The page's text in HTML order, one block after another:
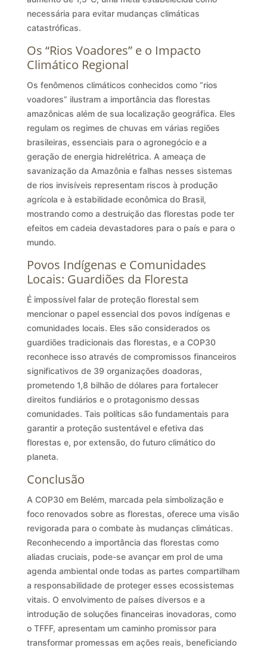
necessária para evitar mudanças climáticas
catastróficas.
Os “Rios Voadores” e o Impacto
Climático Regional
Os fenômenos climáticos conhecidos como “rios
voadores” ilustram a importância das florestas
amazônicas além de sua localização geográfica. Eles
regulam os regimes de chuvas em várias regiões
brasileiras, essenciais para o agronegócio e a
geração de energia hidrelétrica. A ameaça de
savanização da Amazônia e falhas nesses sistemas
de rios invisíveis representam riscos à produção
agrícola e à estabilidade econômica do Brasil,
mostrando como a destruição das florestas pode ter
efeitos em cadeia devastadores para o país e para o
mundo.
Povos Indígenas e Comunidades
Locais: Guardiões da Floresta
É impossível falar de proteção florestal sem
mencionar o papel essencial dos povos indígenas e
comunidades locais. Eles são considerados os
guardiões tradicionais das florestas, e a COP30
reconhece isso através de compromissos financeiros
significativos de 39 organizações doadoras,
prometendo 1,8 bilhão de dólares para fortalecer
direitos fundiários e o protagonismo dessas
comunidades. Tais políticas são fundamentais para
garantir a proteção sustentável e efetiva das
florestas e, por extensão, do futuro climático do
planeta.
Conclusão
A COP30 em Belém, marcada pela simbolização e
foco renovados sobre as florestas, oferece uma visão
revigorada para o combate às mudanças climáticas.
Reconhecendo a importância das florestas como
aliadas cruciais, pode-se avançar em prol de uma
agenda ambiental onde todas as partes compartilham
a responsabilidade de proteger esses ecossistemas
vitais. O envolvimento de países diversos e a
introdução de soluções financeiras inovadoras, como
o TFFF, apresentam um caminho promissor para
transformar promessas em ações reais, beneficiando